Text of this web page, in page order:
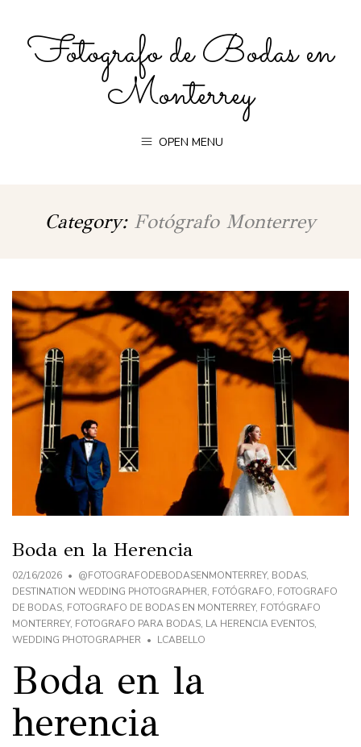
Fotografo de Bodas en
Monterrey
OPEN MENU
Category: Fotógrafo Monterrey
Boda en la Herencia
02/16/2026 @FOTOGRAFODEBODASENMONTERREY, BODAS,
DESTINATION WEDDING PHOTOGRAPHER, FOTÓGRAFO, FOTOGRAFO
DE BODAS, FOTOGRAFO DE BODAS EN MONTERREY, FOTÓGRAFO
MONTERREY, FOTOGRAFO PARA BODAS, LA HERENCIA EVENTOS,
WEDDING PHOTOGRAPHER
LCABELLO
Boda en la
herencia